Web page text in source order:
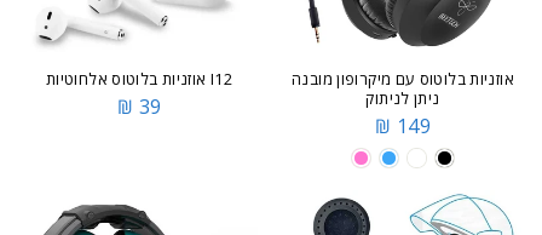
אוזניות בלוטוס עם מיקרופון מובנה
ניתן לניתוק
149 ₪
I12 אוזניות בלוטוס אלחוטיות
39 ₪